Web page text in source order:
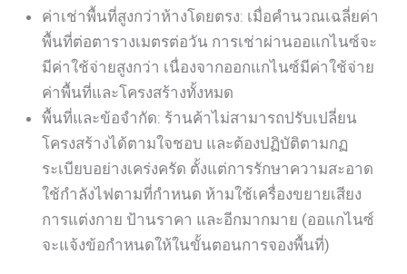
ค่าเช่าพื้นที่สูงกว่าห้างโดยตรง: เมื่อคำนวณเฉลี่ยค่า
พื้นที่ต่อตารางเมตรต่อวัน การเช่าผ่านออแกไนซ์จะ
มีค่าใช้จ่ายสูงกว่า เนื่องจากออกแกไนซ์มีค่าใช้จ่าย
ค่าพื้นที่และโครงสร้างทั้งหมด
พื้นที่และข้อจำกัด: ร้านค้าไม่สามารถปรับเปลี่ยน
โครงสร้างได้ตามใจชอบ และต้องปฏิบัติตามกฏ
ระเบียบอย่างเคร่งครัด ตั้งแต่การรักษาความสะอาด
ใช้กำลังไฟตามที่กำหนด ห้ามใช้เครื่องขยายเสียง
การแต่งกาย ป้านราคา และอีกมากมาย (ออแกไนซ์
จะแจ้งข้อกำหนดให้ในขั้นตอนการจองพื้นที่)